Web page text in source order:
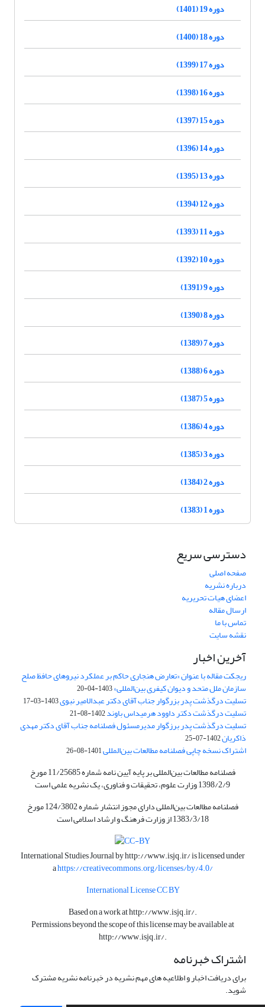
دوره 19 (1401)
دوره 18 (1400)
دوره 17 (1399)
دوره 16 (1398)
دوره 15 (1397)
دوره 14 (1396)
دوره 13 (1395)
دوره 12 (1394)
دوره 11 (1393)
دوره 10 (1392)
دوره 9 (1391)
دوره 8 (1390)
دوره 7 (1389)
دوره 6 (1388)
دوره 5 (1387)
دوره 4 (1386)
دوره 3 (1385)
دوره 2 (1384)
دوره 1 (1383)
دسترسی سریع
صفحه اصلی
درباره نشریه
اعضای هیات تحریریه
ارسال مقاله
تماس با ما
نقشه سایت
آخرین اخبار
ریجکت مقاله با عنوان «تعارض هنجاری حاکم بر عملکرد نیروهای حافظ صلح
سازمان ملل متحد و دیوان کیفری بین‌المللی»1403-04-20
تسلیت درگذشت پدر بزرگوار جناب آقای دکتر عبدالامیر نبوی1403-03-17
تسلیت درگذشت دکتر داوود هرمیداس باوند1402-08-21
تسلیت درگذشت پدر برزگوار مدیرمسئول فصلنامه جناب آقای دکتر مهدی
ذاکریان1402-07-25
اشتراک نسخه چاپی فصلنامه مطالعات بین‌المللی1401-08-26
فصلنامه مطالعات بین‌المللی بر پایه آیین نامه شماره 11/25685 مورخ
1398/2/9 وزارت علوم، تحقیقات و فناوری، یک نشریه علمی است
فصلنامه مطالعات بین‌المللی دارای مجوز انتشار شماره 124/3802 مورخ
1383/3/18 از وزارت فرهنگ و ارشاد اسلامی است
International Studies Journal byhttp://www.isjq.ir/is licensed under
ahttps://creativecommons.org/licenses/by/4.0/
International License CC BY
Based on a work athttp://www.isjq.ir/.
Permissions beyond the scope of this license may be available at
http://www.isjq.ir/.
اشتراک خبرنامه
برای دریافت اخبار و اطلاعیه های مهم نشریه در خبرنامه نشریه مشترک
شوید.